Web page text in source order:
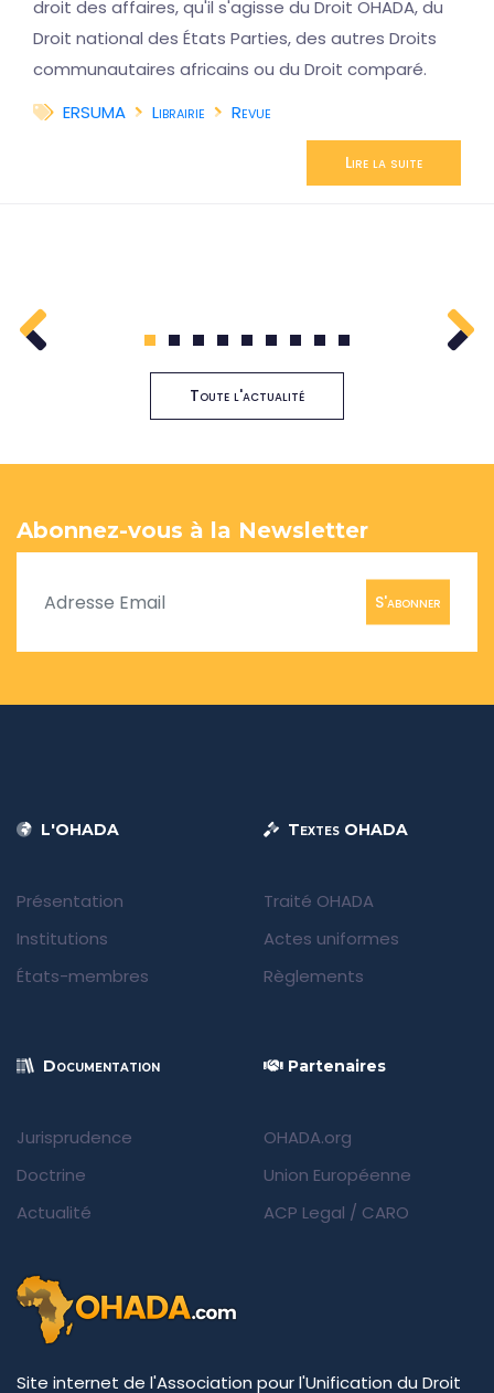
droit des affaires, qu'il s'agisse du Droit OHADA, du
Droit national des États Parties, des autres Droits
communautaires africains ou du Droit comparé.
ERSUMA
Librairie Revue
Lire la suite
1 2 3 4 5 6 7 8 9
Toute l'actualité
Abonnez-vous à la Newsletter
S'abonner
L'OHADA
Présentation
Institutions
États-membres
Textes OHADA
Traité OHADA
Actes uniformes
Règlements
Documentation
Jurisprudence
Doctrine
Actualité
Partenaires
OHADA.org
Union Européenne
ACP Legal / CARO
Site internet de l'Association pour l'Unification du Droit